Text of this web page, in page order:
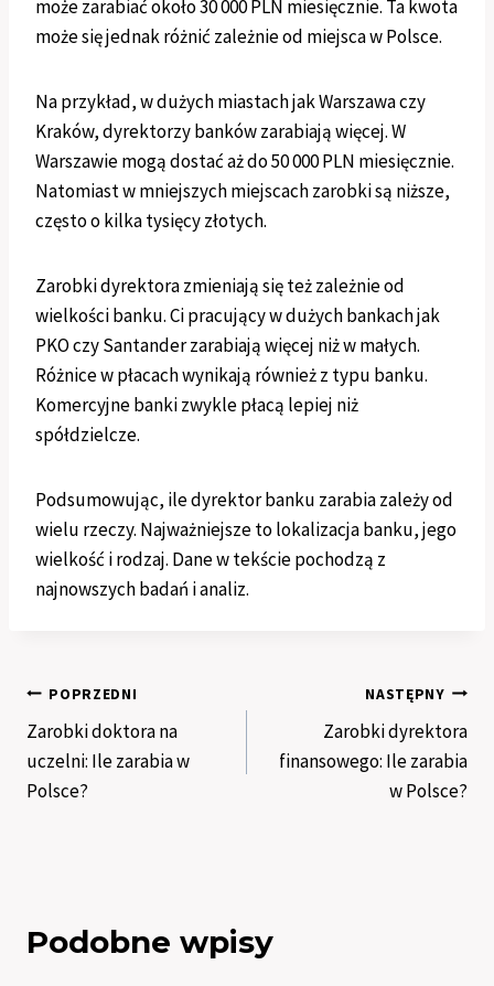
może zarabiać około 30 000 PLN miesięcznie. Ta kwota
może się jednak różnić zależnie od miejsca w Polsce.
Na przykład, w dużych miastach jak Warszawa czy
Kraków, dyrektorzy banków zarabiają więcej. W
Warszawie mogą dostać aż do 50 000 PLN miesięcznie.
Natomiast w mniejszych miejscach zarobki są niższe,
często o kilka tysięcy złotych.
Zarobki dyrektora zmieniają się też zależnie od
wielkości banku. Ci pracujący w dużych bankach jak
PKO czy Santander zarabiają więcej niż w małych.
Różnice w płacach wynikają również z typu banku.
Komercyjne banki zwykle płacą lepiej niż
spółdzielcze.
Podsumowując, ile dyrektor banku zarabia zależy od
wielu rzeczy. Najważniejsze to lokalizacja banku, jego
wielkość i rodzaj. Dane w tekście pochodzą z
najnowszych badań i analiz.
Nawigacja
wpisu
POPRZEDNI
Zarobki doktora na
uczelni: Ile zarabia w
Polsce?
NASTĘPNY
Zarobki dyrektora
finansowego: Ile zarabia
w Polsce?
Podobne wpisy